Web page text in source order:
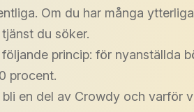
Om du har många
du söker.
princip: för nyanställda
procent.
en del av Crowdy och varför